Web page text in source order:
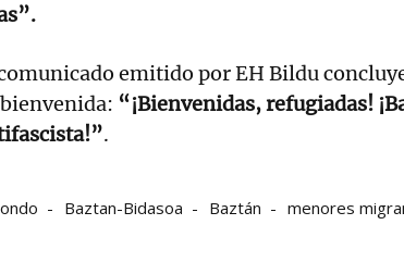
emitido por EH Bildu
“¡Bienvenidas, refugiadas!
.
Baztan-Bidasoa Baztán
menores